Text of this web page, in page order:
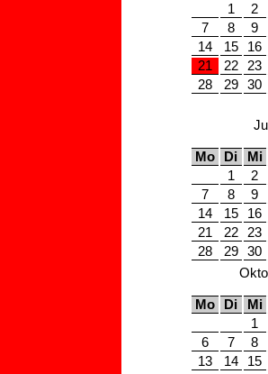
1
2
7
8 9
14
15 16
21
22 23
28
29 30
Mo Di Mi
1
2
7
8 9
14
15 16
21
22 23
28
29 30
Mo Di Mi
1
6
7 8
13
14 15